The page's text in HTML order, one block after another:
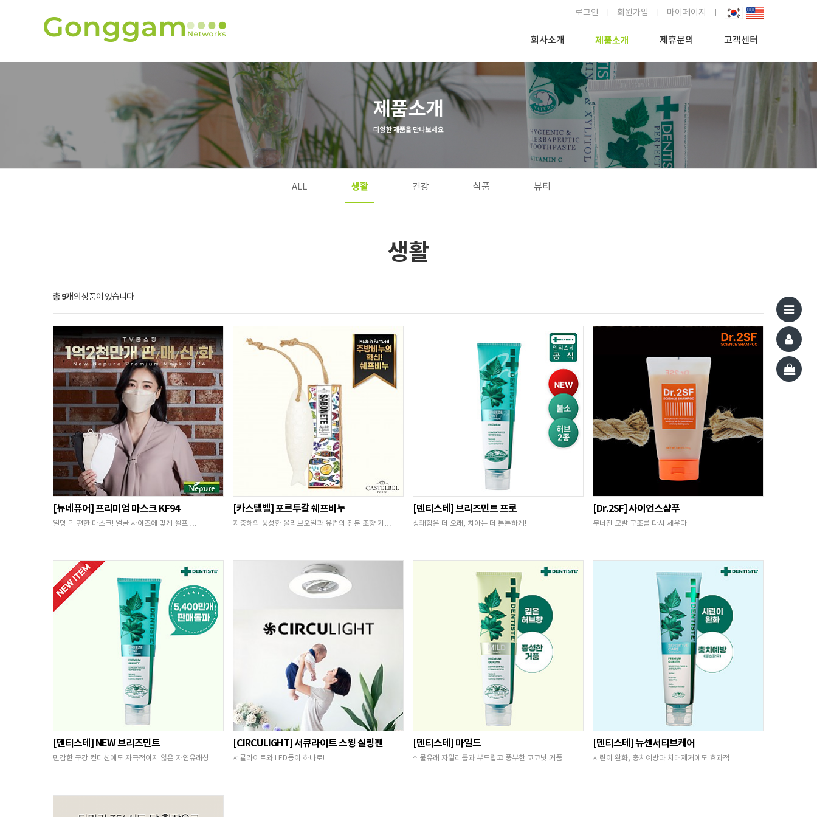
로그인 회원가입 마이페이지
회사소개 제품소개 제휴문의 고객센터
ALL 생활 건강 식품 뷰티
생활
총 9개의 상품이 있습니다
[뉴네퓨어] 프리미엄 마스크 KF94
일명 귀 편한 마스크! 얼굴 사이즈에 맞게 셀프 …
[카스텔벨] 포르투갈 쉐프비누
지중해의 풍성한 올리브오일과 유럽의 전문 조향 기…
[덴티스테] 브리즈민트 프로
상쾌함은 더 오래, 치아는 더 튼튼하게!
[Dr.2SF] 사이언스샴푸
무너진 모발 구조를 다시 세우다
[덴티스테] NEW 브리즈민트
민감한 구강 컨디션에도 자극적이지 않은 자연유래성…
[CIRCULIGHT] 서큐라이트 스윙 실링팬
서큘라이트와 LED등이 하나로!
[덴티스테] 마일드
식물유래 자일리톨과 부드럽고 풍부한 코코넛 거품
[덴티스테] 뉴센서티브케어
시린이 완화, 충치예방과 치태제거에도 효과적